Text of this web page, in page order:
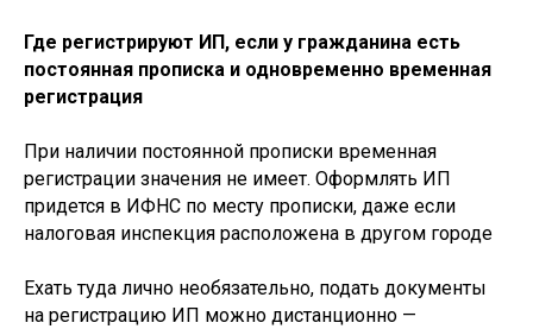
Где регистрируют ИП, если у гражданина есть
постоянная прописка и одновременно временная
регистрация
При наличии постоянной прописки временная
регистрации значения не имеет. Оформлять ИП
придется в ИФНС по месту прописки, даже если
налоговая инспекция расположена в другом городе
Ехать туда лично необязательно, подать документы
на регистрацию ИП можно дистанционно —